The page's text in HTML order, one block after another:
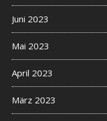
i
t
e
s
r
e
e
Juni 2023
Mai 2023
April 2023
März 2023